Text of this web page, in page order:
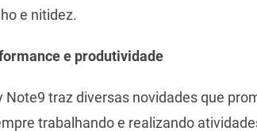
e nitidez.
e produtividade
Note9 traz diversas novidades que
trabalhando e realizando